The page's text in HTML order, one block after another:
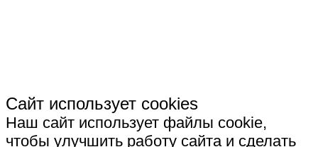
Сайт использует cookies
Наш сайт использует файлы cookie,
чтобы улучшить работу сайта и сделать